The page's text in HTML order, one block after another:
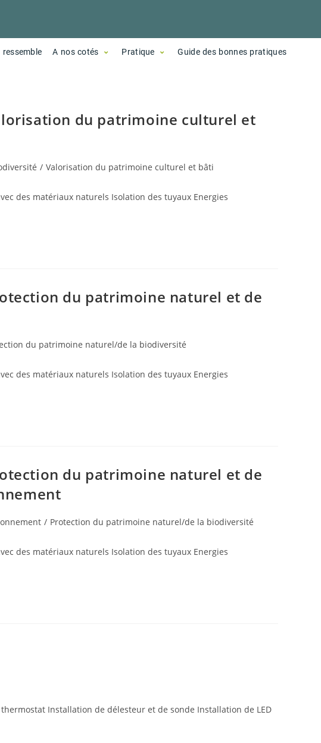
A nos cotés Pratique Guide des bonnes pratiques
du patrimoine culturel et
/ Valorisation du patrimoine culturel et bâti
des matériaux naturels Isolation des tuyaux Energies
du patrimoine naturel et de
du patrimoine naturel/de la biodiversité
des matériaux naturels Isolation des tuyaux Energies
du patrimoine naturel et de
/ Protection du patrimoine naturel/de la biodiversité
des matériaux naturels Isolation des tuyaux Energies
Installation de délesteur et de sonde Installation de LED